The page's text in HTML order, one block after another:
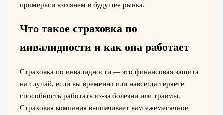
примеры и взглянем в будущее рынка.
Что такое страховка по
инвалидности и как она работает
Страховка по инвалидности — это финансовая защита
на случай, если вы временно или навсегда теряете
способность работать из-за болезни или травмы.
Страховая компания выплачивает вам ежемесячное